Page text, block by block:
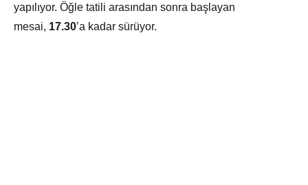
yapılıyor. Öğle tatili arasından sonra başlayan
mesai, 17.30’a kadar sürüyor.